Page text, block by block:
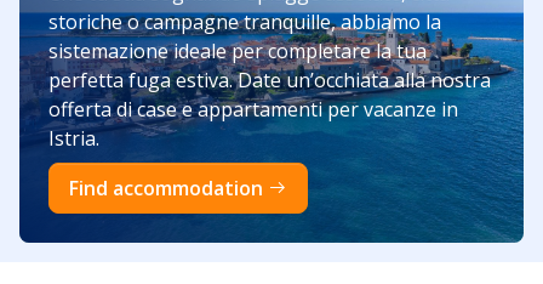
storiche o campagne tranquille, abbiamo la
sistemazione ideale per completare la tua
perfetta fuga estiva. Date un’occhiata alla nostra
offerta di case e appartamenti per vacanze in
Istria.
Find accommodation